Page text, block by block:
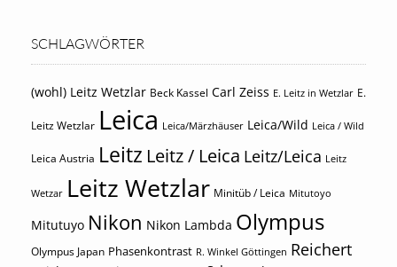
SCHLAGWÖRTER
(wohl) Leitz Wetzlar Beck Kassel Carl Zeiss E. Leitz in Wetzlar E.
Leitz Wetzlar Leica Leica/Märzhäuser Leica/Wild Leica / Wild
Leica Austria Leitz Leitz / Leica Leitz/Leica Leitz
Wetzar Leitz Wetzlar Minitüb / Leica Mitutoyo
Mitutuyo Nikon Nikon Lambda Olympus
Olympus Japan Phasenkontrast R. Winkel Göttingen Reichert